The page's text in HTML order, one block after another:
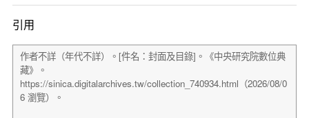
引用